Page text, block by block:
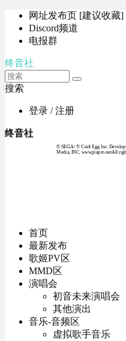
网址发布页 [建议收藏]
Discord频道
电报群
终音社
搜索
登录 / 注册
终音社
© SEGA / © Craft Egg Inc.
Media, INC. www.piapro.netAll
首页
最新发布
歌姬PV区
MMD区
演唱会
初音未来演唱会
其他演出
音乐-音频区
虚拟歌手音乐